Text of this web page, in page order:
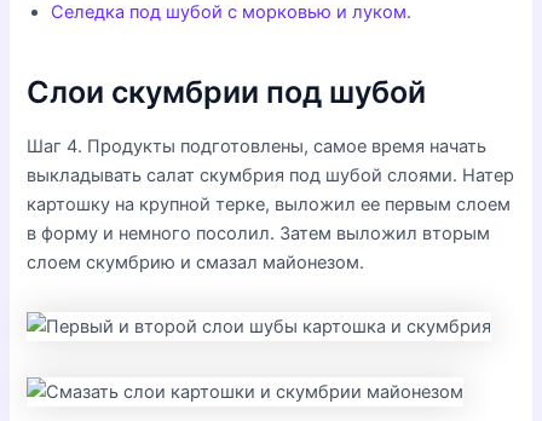
Селедка под шубой с морковью и луком.
Слои скумбрии под шубой
Шаг 4. Продукты подготовлены, самое время начать
выкладывать салат скумбрия под шубой слоями. Натер
картошку на крупной терке, выложил ее первым слоем
в форму и немного посолил. Затем выложил вторым
слоем скумбрию и смазал майонезом.